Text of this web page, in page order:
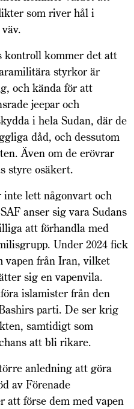
som river hål i
kontroll kommer det att
styrkor är
och kända för att
jeepar och
i hela Sudan, där de
dåd, och dessutom
Även om de erövrar
styre osäkert.
inte lett någonvart och
anser sig vara Sudans
att förhandla med
Under 2024 fick
vapen från Iran, vilket
sig en vapenvila.
islamister från den
parti. De ser krig
samtidigt som
att bli rikare.
anledning att göra
av Förenade
att förse dem med vapen